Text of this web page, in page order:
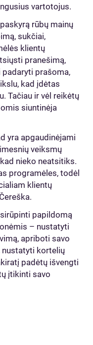
vartotojus.
rūbų mainų
sukčiai,
klientų
pranešimą,
prašoma,
kad įdėtas
Tačiau ir vėl reikėtų
siuntinėja
yra apgaudinėjami
veiksmų
nieko neatsitiks.
programėles, todėl
klientų
papildomą
– nustatyti
apriboti savo
kortelių
padėtų išvengti
įtikinti savo